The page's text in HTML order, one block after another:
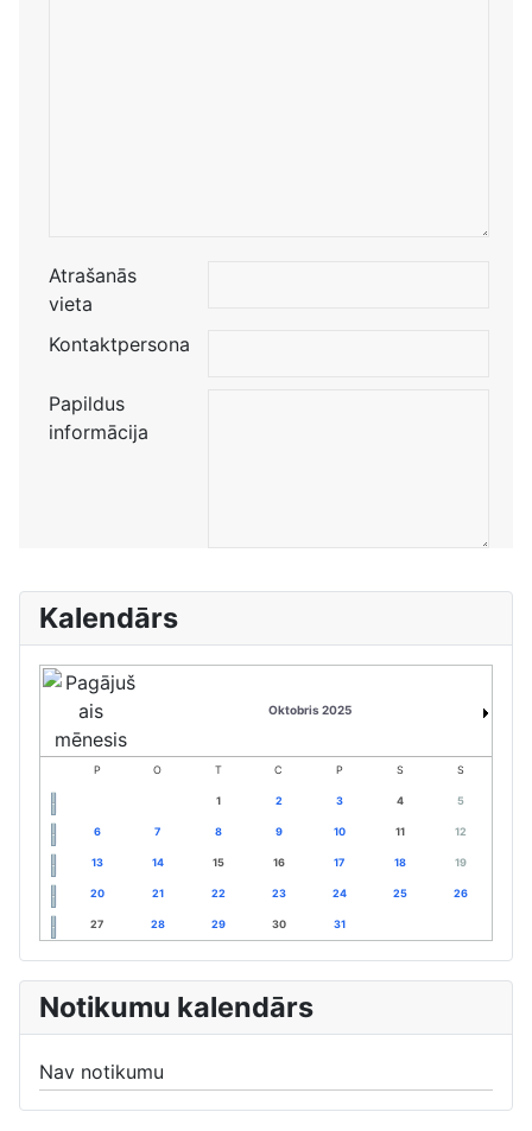
Atrašanās
vieta
Kontaktpersona
Papildus
informācija
Kalendārs
Oktobris 2025
P O T C P S S
1 2 3 4 5
6 7 8 9 10 11 12
13 14 15 16 17 18 19
20 21 22 23 24 25 26
27 28 29 30 31
Notikumu kalendārs
Nav notikumu